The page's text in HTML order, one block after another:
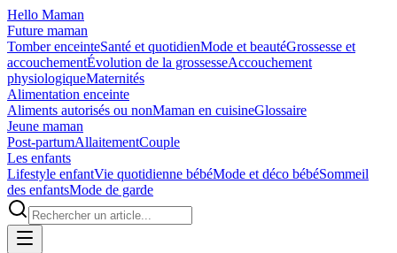
Hello Maman
Future maman
Tomber enceinteSanté et quotidienMode et beautéGrossesse et
accouchementÉvolution de la grossesseAccouchement
physiologiqueMaternités
Alimentation enceinte
Aliments autorisés ou nonMaman en cuisineGlossaire
Jeune maman
Post-partumAllaitementCouple
Les enfants
Lifestyle enfantVie quotidienne bébéMode et déco bébéSommeil
des enfantsMode de garde